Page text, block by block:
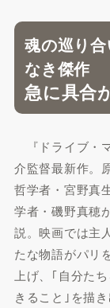
魂の巡り
なき傑作
急に具合
『ドライブ・
介監督最新作。
哲学者・宮野真
学者・磯野真穂
説。映画では主
たな物語がパリ
上げ、｢自分た
きること｣を描き